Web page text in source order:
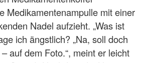
Medikamentenampulle mit einer
Nadel aufzieht. „Was ist
ich ängstlich? „Na, soll doch
auf dem Foto.“, meint er leicht